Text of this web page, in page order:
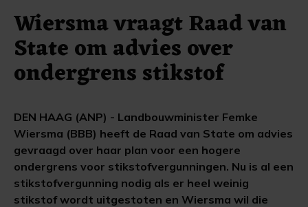
Wiersma vraagt Raad van
State om advies over
ondergrens stikstof
DEN HAAG (ANP) - Landbouwminister Femke
Wiersma (BBB) heeft de Raad van State om advies
gevraagd over haar plan voor een hogere
ondergrens voor stikstofvergunningen. Nu is al een
stikstofvergunning nodig als er heel weinig
stikstof wordt uitgestoten en Wiersma wil die